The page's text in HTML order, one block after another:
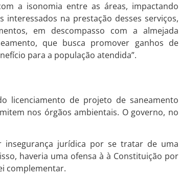
a isonomia entre as áreas, impactando
na prestação desses serviços,
em descompasso com a almejada
que busca promover ganhos de
para a população atendida”.
licenciamento de projeto de saneamento
nos órgãos ambientais. O governo, no
insegurança jurídica por se tratar de uma
haveria uma ofensa à à Constituição por
complementar.